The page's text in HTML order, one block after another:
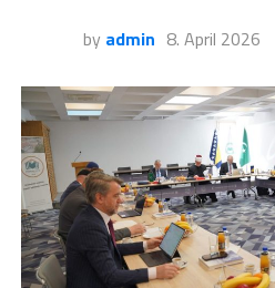
by admin 8. April 2026